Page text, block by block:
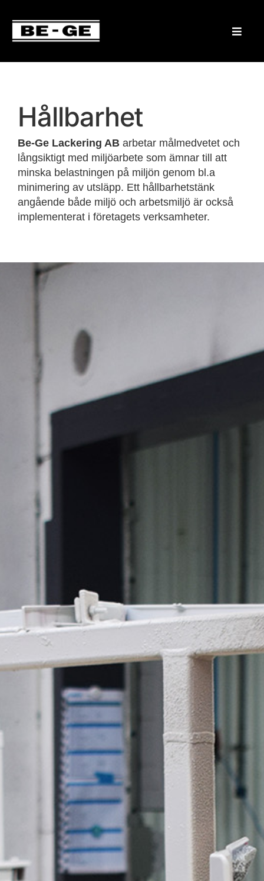
Hållbarhet
Be-Ge Lackering AB arbetar målmedvetet och
långsiktigt med miljöarbete som ämnar till att
minska belastningen på miljön genom bl.a
minimering av utsläpp. Ett hållbarhetstänk
angående både miljö och arbetsmiljö är också
implementerat i företagets verksamheter.